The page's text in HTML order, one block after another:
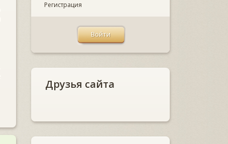
Регистрация
Друзья сайта